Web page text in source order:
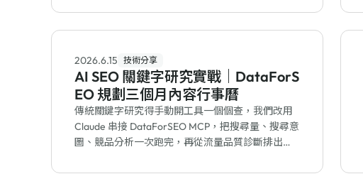
2026.6.15 技術分享
AI SEO 關鍵字研究實戰｜DataForS
EO 規劃三個月內容行事曆
傳統關鍵字研究得手動開工具一個個查，我們改用
Claude 串接 DataForSEO MCP，把搜尋量、搜尋意
圖、競品分析一次跑完，再從流量品質診斷排出三
流程。